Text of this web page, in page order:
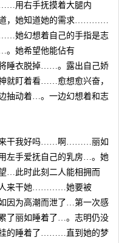
用右手抚摸着大腿内
，她知道她的需求…………
她幻想着自己的手指是志
她希望他能佔有
衣脱掉……。露出自己娇
就盯着看……愈想愈兴奋，
抽动着…。一边幻想着和志
干我好吗……啊………丽如
左手爱抚自己的乳房…。她
…此时此刻二人能相拥而
人来干她…………她要被
高潮而泄了…第一次感
了丽如睡着了…。志明仍没
的睡着了………直到她的梦